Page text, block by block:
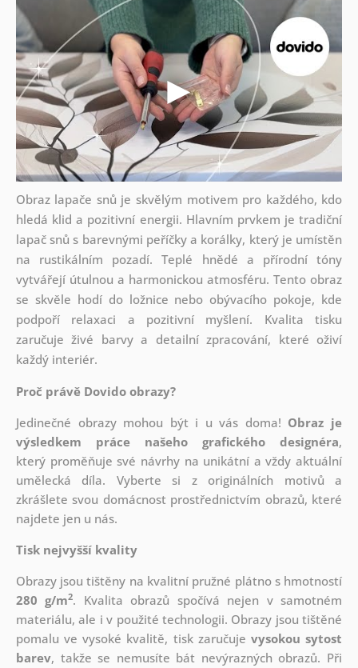
Obraz lapače snů je skvělým motivem pro každého, kdo
hledá klid a pozitivní energii. Hlavním prvkem je tradiční
lapač snů s barevnými peříčky a korálky, který je umístěn
na rustikálním pozadí. Teplé hnědé a přírodní tóny
vytvářejí útulnou a harmonickou atmosféru. Tento obraz
se skvěle hodí do ložnice nebo obývacího pokoje, kde
podpoří relaxaci a pozitivní myšlení. Kvalita tisku
zaručuje živé barvy a detailní zpracování, které oživí
každý interiér.
Proč právě Dovido obrazy?
Jedinečné obrazy mohou být i u vás doma! Obraz je
výsledkem práce našeho grafického designéra,
který proměňuje své návrhy na unikátní a vždy aktuální
umělecká díla. Vyberte si z originálních motivů a
zkrášlete svou domácnost prostřednictvím obrazů, které
najdete jen u nás.
Tisk nejvyšší kvality
Obrazy jsou tištěny na kvalitní pružné plátno s hmotností
280 g/m2. Kvalita obrazů spočívá nejen v samotném
materiálu, ale i v použité technologii. Obrazy jsou tištěné
pomalu ve vysoké kvalitě, tisk zaručuje vysokou sytost
barev, takže se nemusíte bát nevýrazných obrazů. Při